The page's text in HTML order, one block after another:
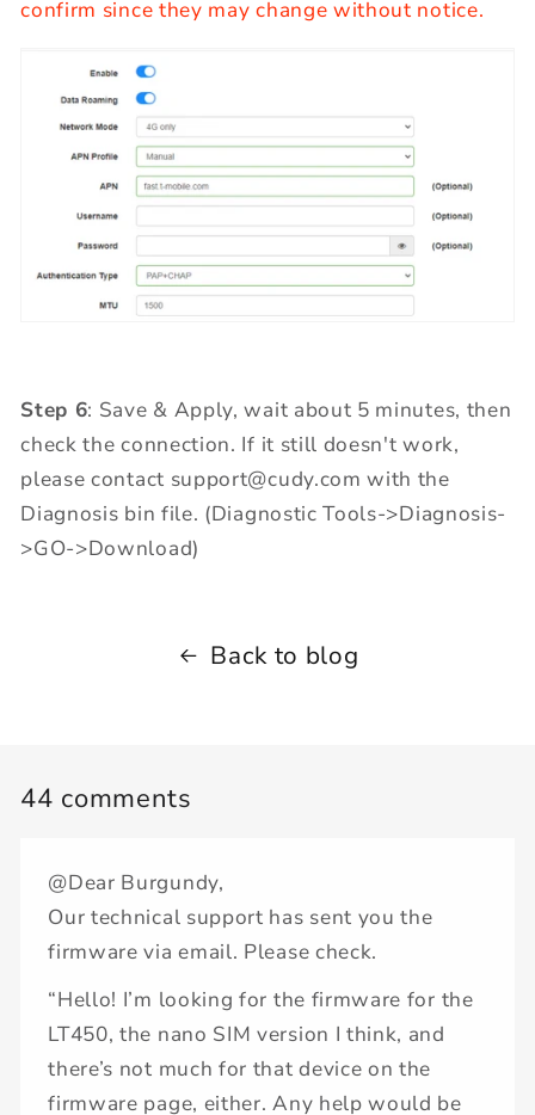
confirm since they may change without notice.
Step 6: Save & Apply, wait about 5 minutes, then
check the connection. If it still doesn't work,
please contact support@cudy.com with the
Diagnosis bin file. (Diagnostic Tools->Diagnosis-
>GO->Download)
Back to blog
44 comments
@Dear Burgundy,
Our technical support has sent you the
firmware via email. Please check.
“Hello! I’m looking for the firmware for the
LT450, the nano SIM version I think, and
there’s not much for that device on the
firmware page, either. Any help would be